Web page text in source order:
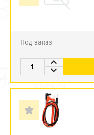
Под заказ